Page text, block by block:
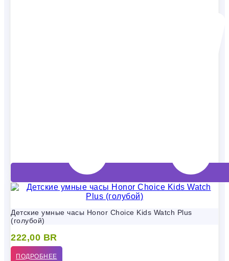
Детские умные часы Honor Choice Kids Watch Plus
(голубой)
222,00 BR
ПОДРОБНЕЕ